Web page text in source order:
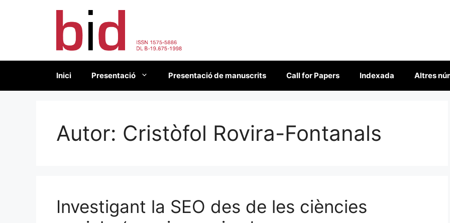
Inici Presentació Presentació de manuscrits Call for Papers Indexada Altres
Autor: Cristòfol Rovira-Fontanals
Investigant la SEO des de les ciències